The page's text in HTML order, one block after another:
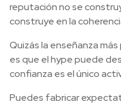
reputación no se
construye en la
Quizás la enseñanza
es que el hype puede
confianza es el único
Puedes fabricar